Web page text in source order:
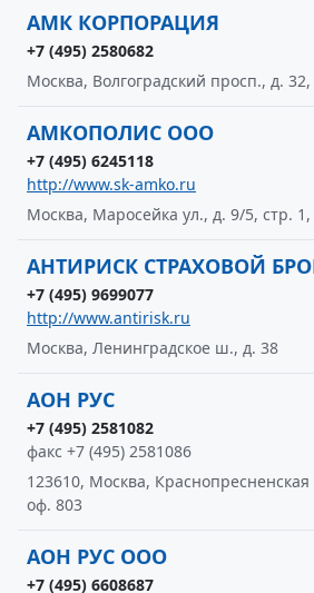
АМК КОРПОРАЦИЯ
+7 (495) 2580682
Москва, Волгоградский просп., д. 32,
АМКОПОЛИС ООО
+7 (495) 6245118
http://www.sk-amko.ru
Москва, Маросейка ул., д. 9/5, стр.
АНТИРИСК СТРАХОВОЙ
+7 (495) 9699077
http://www.antirisk.ru
Москва, Ленинградское ш., д. 38
АОН РУС
+7 (495) 2581082
факс +7 (495) 2581086
123610, Москва,
оф. 803
АОН РУС ООО
+7 (495) 6608687